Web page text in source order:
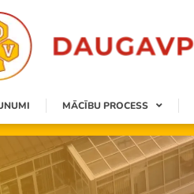
MĀCĪBU PROCESS